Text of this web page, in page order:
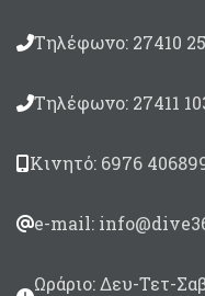
Τηλέφωνο: 27410
Τηλέφωνο: 27411
Κινητό: 6976
e-mail:
Ωράριο: Δευ-Τετ-